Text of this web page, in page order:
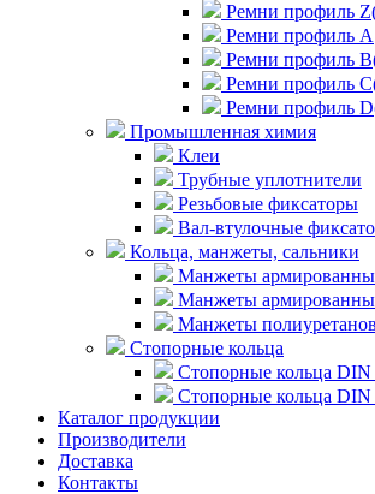
Ремни профиль
Ремни профиль А
Ремни профиль
Ремни профиль
Ремни профиль
Промышленная химия
Клеи
Трубные уплотнители
Резьбовые фиксаторы
Вал-втулочные
Кольца, манжеты, сальники
Манжеты
Манжеты
Манжеты
Стопорные кольца
Стопорные кольца DIN
Стопорные кольца DIN
Каталог продукции
Производители
Доставка
Контакты